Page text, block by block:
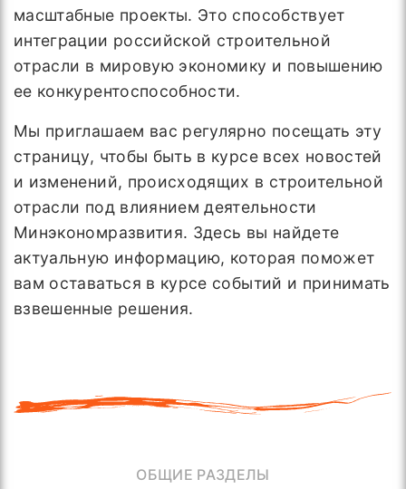
масштабные проекты. Это способствует
интеграции российской строительной
отрасли в мировую экономику и повышению
ее конкурентоспособности.
Мы приглашаем вас регулярно посещать эту
страницу, чтобы быть в курсе всех новостей
и изменений, происходящих в строительной
отрасли под влиянием деятельности
Минэкономразвития. Здесь вы найдете
актуальную информацию, которая поможет
вам оставаться в курсе событий и принимать
взвешенные решения.
ОБЩИЕ РАЗДЕЛЫ